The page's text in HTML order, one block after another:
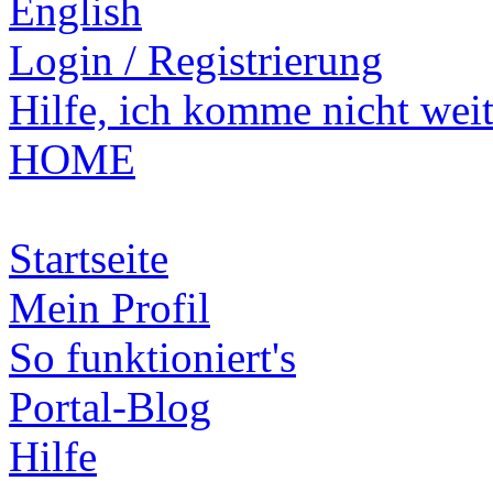
Login / Registrierung
Hilfe, ich komme nicht
HOME
Startseite
Mein Profil
So funktioniert's
Portal-Blog
Hilfe